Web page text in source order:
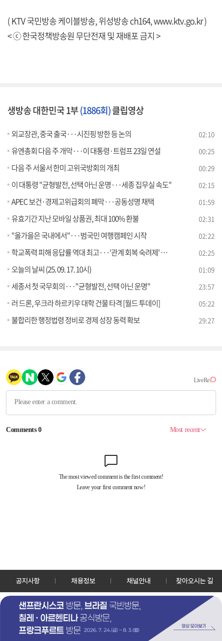
( KTV 국민방송 케이블방송, 위성방송 ch164,www.ktv.go.kr)
< ⓒ 한국정책방송원 무단전재 및 재배포 금지 >
생방송 대한민국 1부(1886회)클립영상
외교장관, 중국 출국···시진핑 방한 등 논의 02:10
유엔총회 다음 주 개막···이 대통령·트럼프 23일 연설 00:25
다음 주 서울서 한미 고위국방회의 개최 00:29
이 대통령 "균형발전, 선택 아닌 운명···세종 집무실 속도" 02:15
APEC 보건·경제고위급회의 폐막···공동성명 채택 01:59
유효기간 지난 모바일 상품권, 최대 100% 환불 02:31
"올가을은 국내에서"···범국민 여행캠페인 시작 02:22
학교폭력 피해 응답률 역대 최고···'관계 회복 숙려제' 도입 02:25
오늘의 날씨 (25. 09. 17. 10시) 01:09
세종서 첫 국무회의···"균형발전, 선택 아닌 운명" 23:57
러 드론, 우크라 하르키우 대학 건물 타격 [월드 투데이] 05:22
불합리한 행정법령 정비로 경제 성장 동력 확보 29:27
공지사항 채용정보 채널안내 찾아오시는 길
30128 세종특별자치시 정부2청사로 13 한국정책방송원 KTV
TEL: 044-204-8000
Copyrightⓒ KTV 국민방송 All Rights Reserved.